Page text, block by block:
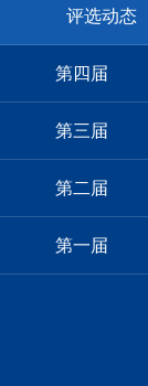
评选动态
第四届
第三届
第二届
第一届